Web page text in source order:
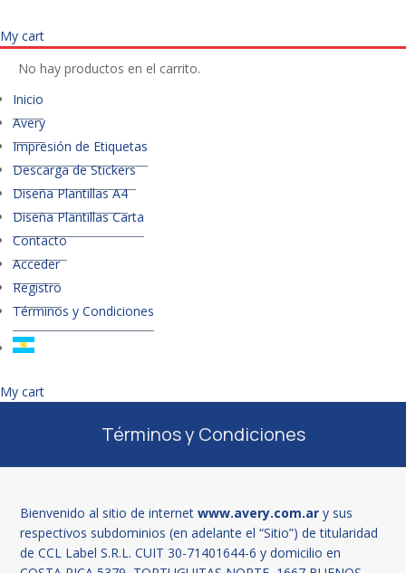
My cart
No hay productos en el carrito.
Inicio
Avery
Impresión de Etiquetas
Descarga de Stickers
Diseña Plantillas A4
Diseña Plantillas Carta
Contacto
Acceder
Registro
Términos y Condiciones
My cart
Términos y Condiciones
Bienvenido al sitio de internetwww.avery.com.ar y sus
respectivos subdominios (en adelante el “Sitio”) de titularidad
de CCL Label S.R.L. CUIT 30-71401644-6 y domicilio en